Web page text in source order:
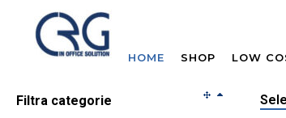
HOME SHOP LOW
Filtra categorie